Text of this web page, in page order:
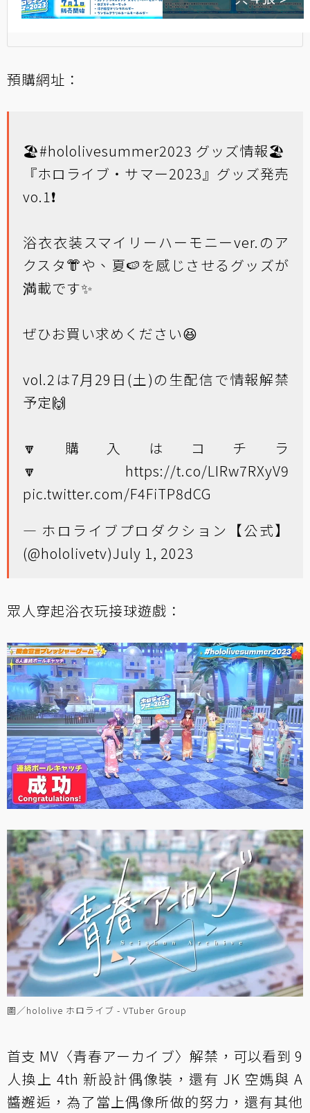
預購網址：
🏖#hololivesummer2023 グッズ情報🏖
『ホロライブ・サマー2023』グッズ発売
vo.1❗
浴衣衣装スマイリーハーモニーver.のア
クスタ👘や、夏🍉を感じさせるグッズが
満載です✨
ぜひお買い求めください😆
vol.2は7月29日(土)の生配信で情報解禁
予定🙌
🔽購入はコチラ
🔽 https://t.co/LIRw7RXyV9
pic.twitter.com/F4FiTP8dCG
— ホロライブプロダクション【公式】
(@hololivetv)July 1, 2023
眾人穿起浴衣玩接球遊戲：
圖／hololive ホロライブ - VTuber Group
首支 MV〈青春アーカイブ〉解禁，可以看到 9
人換上 4th 新設計偶像裝，還有 JK 空媽與 A
醬邂逅，為了當上偶像所做的努力，還有其他